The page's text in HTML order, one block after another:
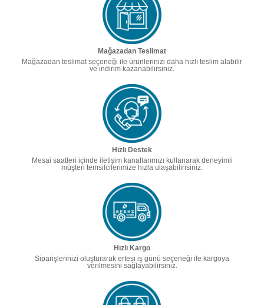
Mağazadan Teslimat
Mağazadan teslimat seçeneği ile ürünlerinizi daha hızlı teslim alabilir
ve indirim kazanabilirsiniz.
Hızlı Destek
Mesai saatleri içinde iletişim kanallarımızı kullanarak deneyimli
müşteri temsilcilerimize hızla ulaşabilirisiniz.
Hızlı Kargo
Siparişlerinizi oluşturarak ertesi iş günü seçeneği ile kargoya
verilmesini sağlayabilirsiniz.